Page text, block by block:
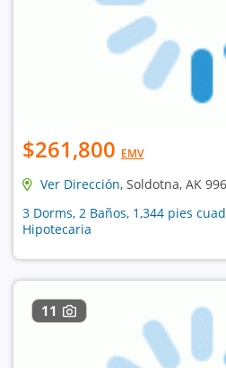
$261,800 EMV
Ver Dirección, Soldotna, AK
3 Dorms, 2 Baños, 1,344 pies
Hipotecaria
11